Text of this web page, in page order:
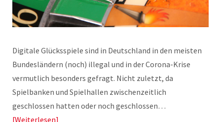
Digitale Glücksspiele sind in Deutschland in den meisten
Bundesländern (noch) illegal und in der Corona-Krise
vermutlich besonders gefragt. Nicht zuletzt, da
Spielbanken und Spielhallen zwischenzeitlich
geschlossen hatten oder noch geschlossen…
Weiterlesen